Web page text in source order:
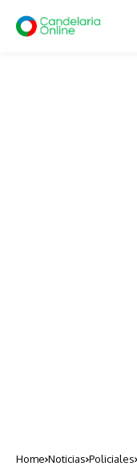
Home Noticias Policiales